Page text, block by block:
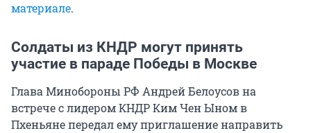
материале.
Солдаты из КНДР могут принять
участие в параде Победы в Москве
Глава Минобороны РФ Андрей Белоусов на
встрече с лидером КНДР Ким Чен Ыном в
Пхеньяне передал ему приглашение направить